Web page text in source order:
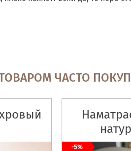
ЧАСТО
-5%